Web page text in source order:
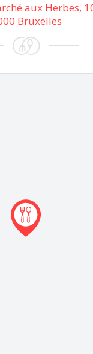
aux Herbes,
Bruxelles